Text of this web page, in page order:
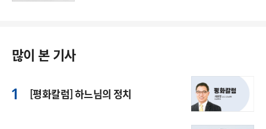
많이 본 기사
[평화칼럼] 하느님의 정치